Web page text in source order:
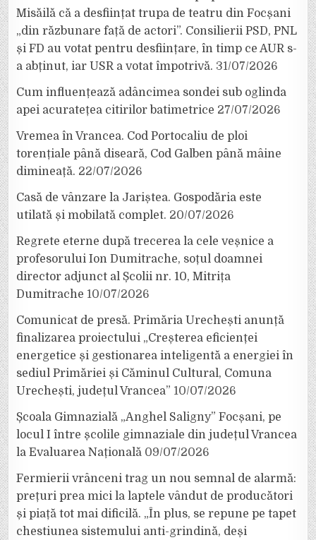
Misăilă că a desființat trupa de teatru din Focșani
„din răzbunare față de actori”. Consilierii PSD, PNL
și FD au votat pentru desființare, în timp ce AUR s-
a abținut, iar USR a votat împotrivă. 31/07/2026
Cum influențează adâncimea sondei sub oglinda
apei acuratețea citirilor batimetrice 27/07/2026
Vremea în Vrancea. Cod Portocaliu de ploi
torențiale până diseară, Cod Galben până mâine
dimineață. 22/07/2026
Casă de vânzare la Jariștea. Gospodăria este
utilată și mobilată complet. 20/07/2026
Regrete eterne după trecerea la cele veșnice a
profesorului Ion Dumitrache, soțul doamnei
director adjunct al Școlii nr. 10, Mitrița
Dumitrache 10/07/2026
Comunicat de presă. Primăria Urechești anunță
finalizarea proiectului „Creșterea eficienței
energetice și gestionarea inteligentă a energiei în
sediul Primăriei și Căminul Cultural, Comuna
Urechești, județul Vrancea” 10/07/2026
Școala Gimnazială „Anghel Saligny” Focșani, pe
locul I între școlile gimnaziale din județul Vrancea
la Evaluarea Națională 09/07/2026
Fermierii vrânceni trag un nou semnal de alarmă:
prețuri prea mici la laptele vândut de producători
și piață tot mai dificilă. „În plus, se repune pe tapet
chestiunea sistemului anti-grindină, deși